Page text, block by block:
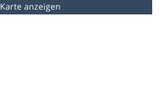
Karte anzeigen